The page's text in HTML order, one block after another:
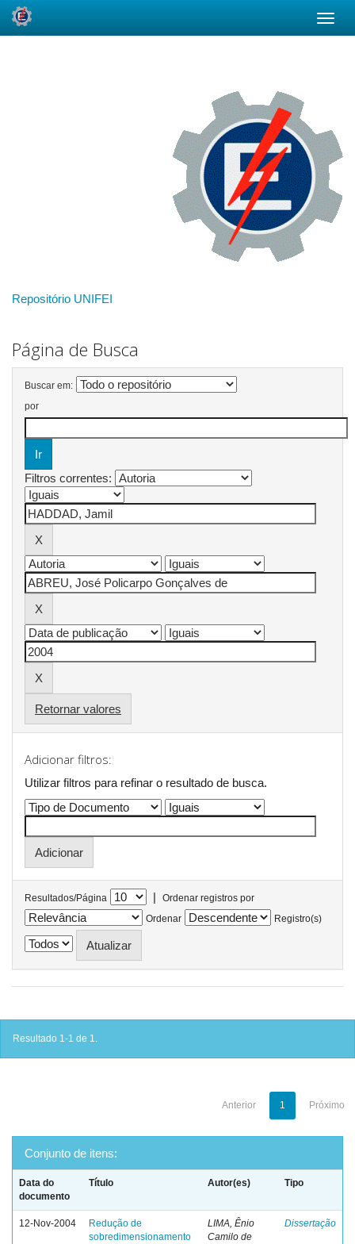
Repositório UNIFEI
Página de Busca
Buscar em:
por
Filtros correntes:
Retornar valores
Adicionar filtros:
Utilizar filtros para refinar o resultado de busca.
Resultados/Página |
Ordenar registros por
Ordenar
Registro(s)
Resultado 1-1 de 1.
Anterior 1 Próximo
Conjunto de itens:
Data do
documento
Título Autor(es) Tipo
12-Nov-2004
Redução de
sobredimensionamento
LIMA, Ênio
Camilo de
Dissertação